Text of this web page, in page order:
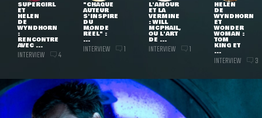
SUPERGIRL
ET
HELEN
DE
WYNDHORN
:
RENCONTRE
AVEC ...
INTERVIEW 4
"CHAQUE
AUTEUR
S'INSPIRE
DU
MONDE
RÉEL" :
...
INTERVIEW 1
L'AMOUR
ET LA
VERMINE
: WILL
MCPHAIL,
OU L'ART
DE ...
INTERVIEW 1
HELEN
DE
WYNDHORN
ET
WONDER
WOMAN :
TOM
KING ET
...
INTERVIEW 3